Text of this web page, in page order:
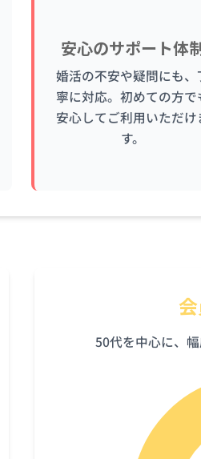
安心のサポート体
婚活の不安や疑問にも、
寧に対応。初めての方で
安心してご利用いただけ
す。
50代を中心に、